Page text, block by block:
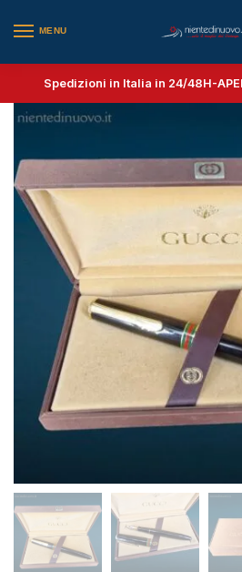
MENU
Spedizioni in Italia in 24/48H-